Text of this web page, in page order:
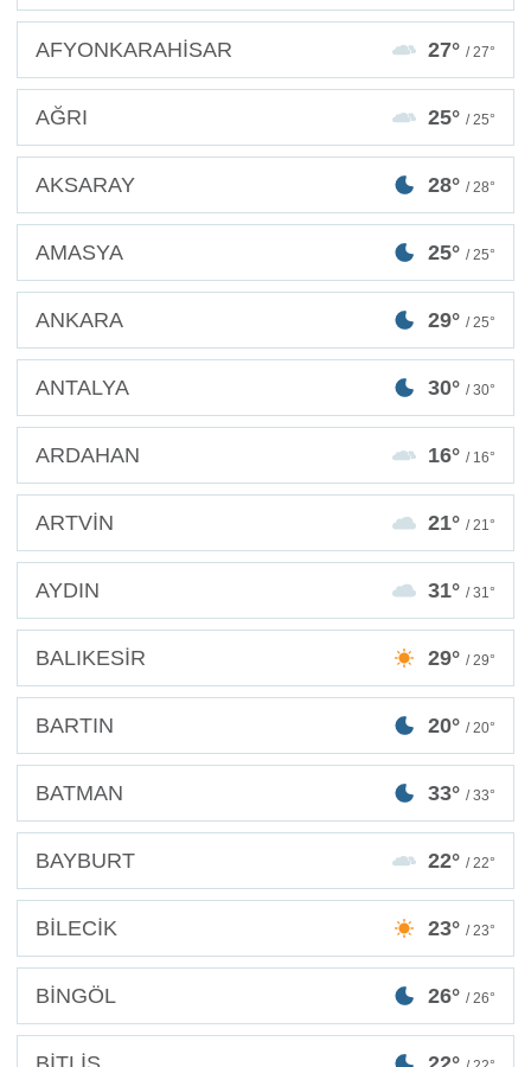
AFYONKARAHİSAR 27° / 27°
AĞRI 25° / 25°
AKSARAY 28° / 28°
AMASYA 25° / 25°
ANKARA 29° / 25°
ANTALYA 30° / 30°
ARDAHAN 16° / 16°
ARTVİN 21° / 21°
AYDIN 31° / 31°
BALIKESİR 29° / 29°
BARTIN 20° / 20°
BATMAN 33° / 33°
BAYBURT 22° / 22°
BİLECİK 23° / 23°
BİNGÖL 26° / 26°